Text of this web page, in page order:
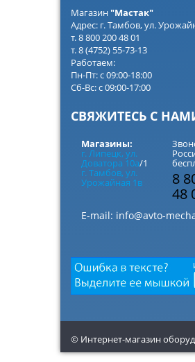
Магазин"Мастак"
Адрес: г. Тамбов, ул.
т. 8 800 200 48 01
т. 8 (4752) 55-73-13
Работаем:
Пн-Пт: с 09:00-18:00
Сб-Вс: с 09:00-17:00
СВЯЖИТЕСЬ С
Магазины:
г. Липецк, ул.
Доватора 10а/1
г. Тамбов, ул.
Урожайная 1в
8
48
E-mail: info@avto-
© Интернет-магазин